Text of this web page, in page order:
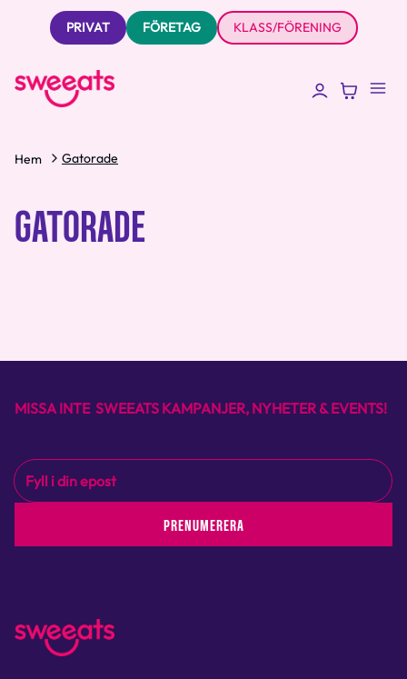
PRIVAT FÖRETAG KLASS/FÖRENING
Hem Gatorade
GATORADE
MISSA INTE SWEEATS KAMPANJER, NYHETER & EVENTS!
PRENUMERERA